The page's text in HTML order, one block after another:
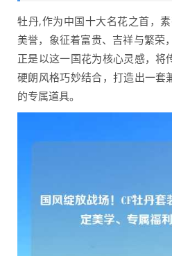
牡丹,作为中国十大名花之首，素
美誉，象征着富贵、吉祥与繁荣
正是以这一国花为核心灵感，将
硬朗风格巧妙结合，打造出一套
的专属道具。